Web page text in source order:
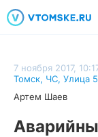
7 ноября 2017,
Томск, ЧС, Улица
Артем Шаев